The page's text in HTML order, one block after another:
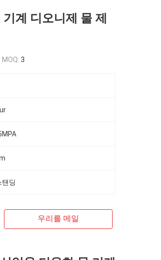
계 디오니제 물 제
MOQ: 3
탠딩
우리를 메일